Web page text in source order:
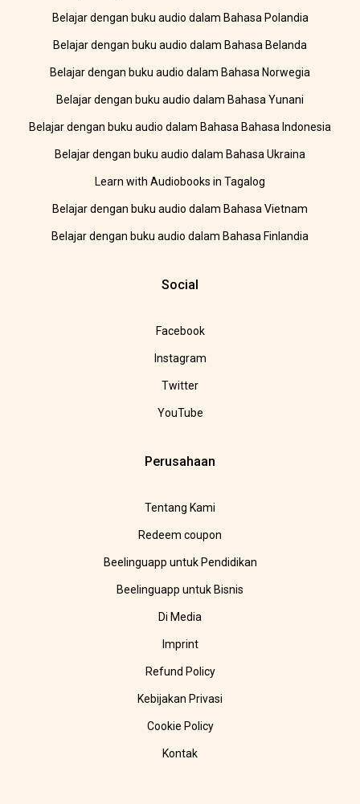
Belajar dengan buku audio dalam Bahasa Polandia
Belajar dengan buku audio dalam Bahasa Belanda
Belajar dengan buku audio dalam Bahasa Norwegia
Belajar dengan buku audio dalam Bahasa Yunani
Belajar dengan buku audio dalam Bahasa Bahasa Indonesia
Belajar dengan buku audio dalam Bahasa Ukraina
Learn with Audiobooks in Tagalog
Belajar dengan buku audio dalam Bahasa Vietnam
Belajar dengan buku audio dalam Bahasa Finlandia
Social
Facebook
Instagram
Twitter
YouTube
Perusahaan
Tentang Kami
Redeem coupon
Beelinguapp untuk Pendidikan
Beelinguapp untuk Bisnis
Di Media
Imprint
Refund Policy
Kebijakan Privasi
Cookie Policy
Kontak